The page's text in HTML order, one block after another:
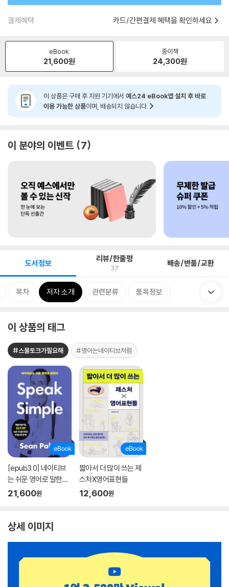
결제혜택 카드/간편결제 혜택을 확인하세요
eBook
21,600원
종이책
24,300원
이 상품은 구매 후 지원 기기에서 예스24 eBook앱 설치 후 바로
이용 가능한 상품이며, 배송되지 않습니다.
이 분야의 이벤트 7
도서정보 리뷰/한줄평
37 배송/반품/교환
목차 저자 소개 관련분류 품목정보
이 상품의 태그
#스몰토크가필요해 #영어는네이티브처럼
[epub3.0] 네이티브
는 쉬운 영어로 말한다
- Speak Simple
21,600원
짧아서 더 많이 쓰는 제
스처X영어표현들
12,600원
상세 이미지